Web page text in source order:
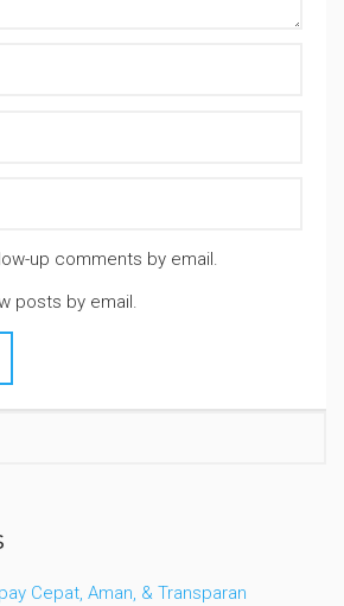
up comments by email.
posts by email.
Cepat, Aman, & Transparan